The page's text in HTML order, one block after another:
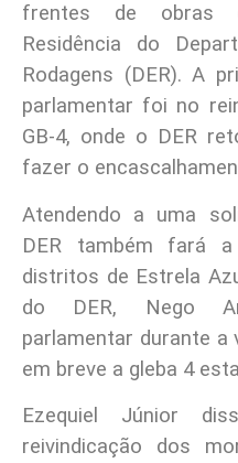
frentes de obras
Residência do
Rodagens (DER). A
parlamentar foi no
GB-4, onde o DER
fazer o
Atendendo a uma
DER também fará
distritos de Estrela
do DER, Nego
parlamentar durante a
em breve a gleba 4
Ezequiel Júnior
reivindicação dos